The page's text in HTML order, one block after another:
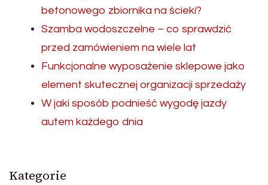
betonowego zbiornika na ścieki?
Szamba wodoszczelne – co sprawdzić
przed zamówieniem na wiele lat
Funkcjonalne wyposażenie sklepowe jako
element skutecznej organizacji sprzedaży
W jaki sposób podnieść wygodę jazdy
autem każdego dnia
Kategorie